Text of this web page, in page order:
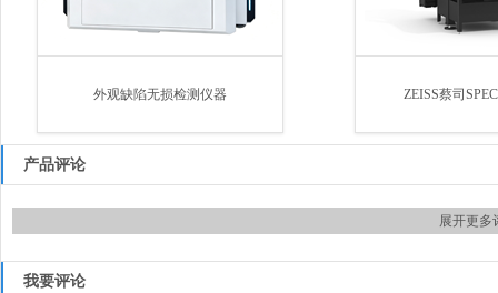
外观缺陷无损检测仪器 ZEISS蔡司
产品评论
展开更多
我要评论